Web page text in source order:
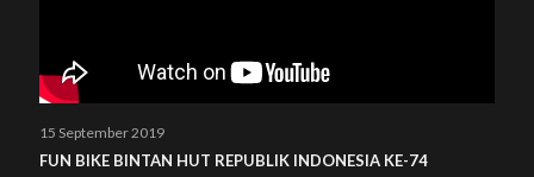
15 September 2019
FUN BIKE BINTAN HUT REPUBLIK INDONESIA KE-74